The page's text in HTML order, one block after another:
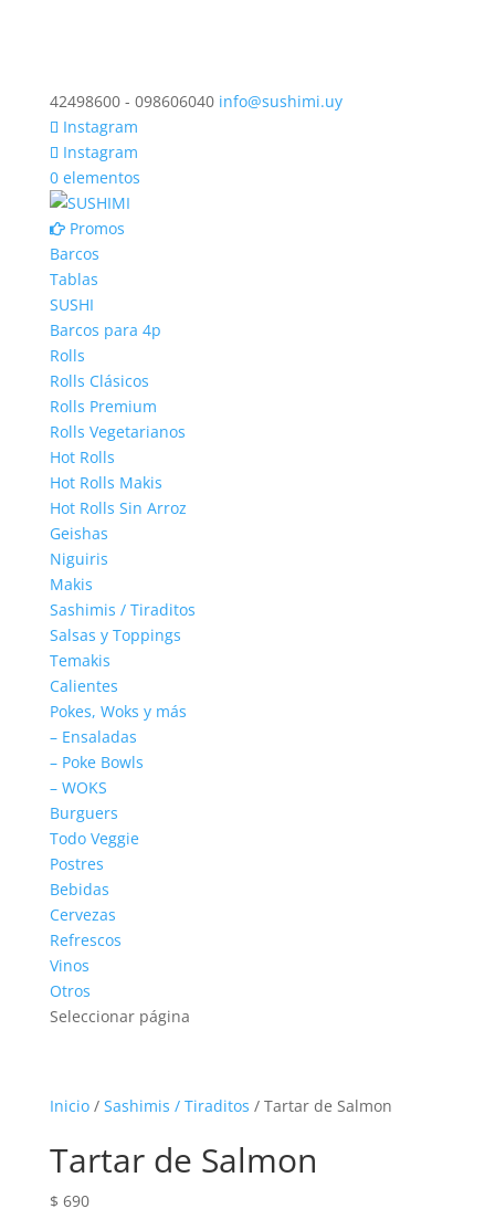
42498600 - 098606040 info@sushimi.uy
Instagram
Instagram
0 elementos
Promos
Barcos
Tablas
SUSHI
Barcos para 4p
Rolls
Rolls Clásicos
Rolls Premium
Rolls Vegetarianos
Hot Rolls
Hot Rolls Makis
Hot Rolls Sin Arroz
Geishas
Niguiris
Makis
Sashimis / Tiraditos
Salsas y Toppings
Temakis
Calientes
Pokes, Woks y más
– Ensaladas
– Poke Bowls
– WOKS
Burguers
Todo Veggie
Postres
Bebidas
Cervezas
Refrescos
Vinos
Otros
Seleccionar página
Inicio/ Sashimis / Tiraditos / Tartar de Salmon
Tartar de Salmon
$ 690